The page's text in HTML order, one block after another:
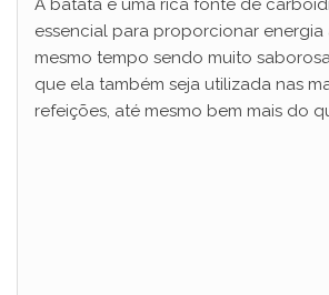
A batata é uma rica fonte de
essencial para proporcionar
mesmo tempo sendo muito
que ela também seja utilizada nas
refeições, até mesmo bem mais do